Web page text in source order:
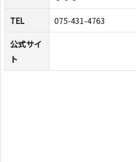
TEL
075-431-4763
公式サイ
ト